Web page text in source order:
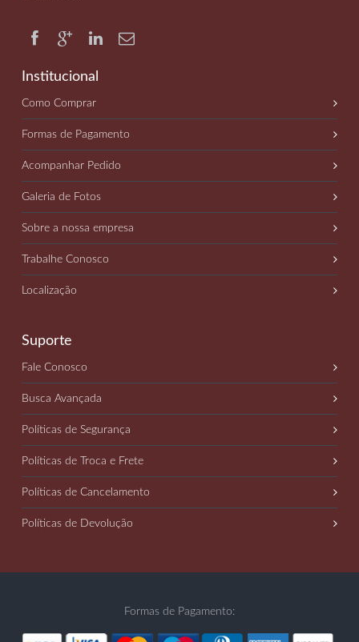
Institucional
Como Comprar
Formas de Pagamento
Acompanhar Pedido
Galeria de Fotos
Sobre a nossa empresa
Trabalhe Conosco
Localização
Suporte
Fale Conosco
Busca Avançada
Políticas de Segurança
Políticas de Troca e Frete
Políticas de Cancelamento
Políticas de Devolução
Formas de Pagamento: